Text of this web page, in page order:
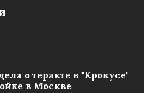
о теракте в "Крокусе"
в Москве